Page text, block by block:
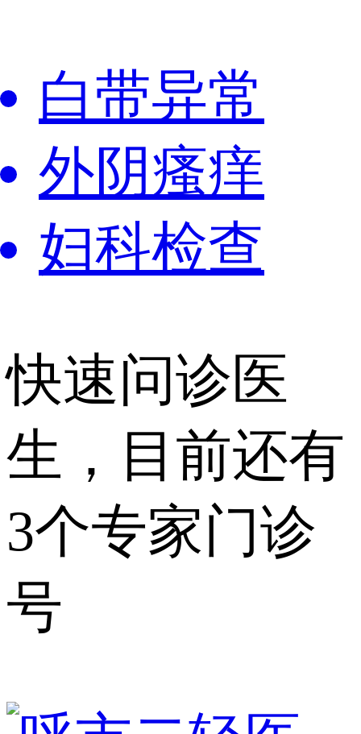
白带异常
外阴瘙痒
妇科检查
快速问诊医
生，目前还有
3个专家门诊
号